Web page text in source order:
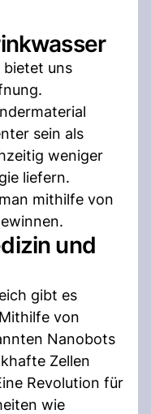
bietet uns
sein als
weniger
liefern.
mithilfe von
und
gibt es
von
Nanobots
Zellen
Revolution für
wie